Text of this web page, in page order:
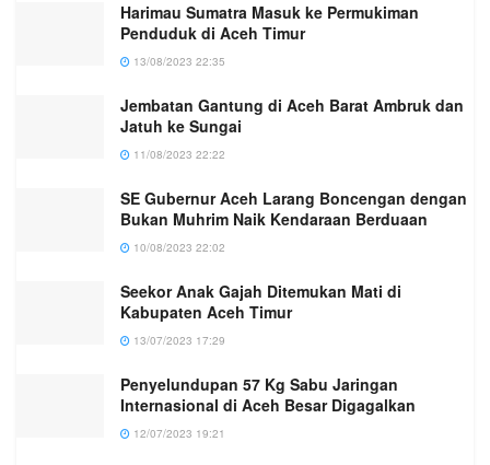
Harimau Sumatra Masuk ke Permukiman
Penduduk di Aceh Timur
13/08/2023 22:35
Jembatan Gantung di Aceh Barat Ambruk dan
Jatuh ke Sungai
11/08/2023 22:22
SE Gubernur Aceh Larang Boncengan dengan
Bukan Muhrim Naik Kendaraan Berduaan
10/08/2023 22:02
Seekor Anak Gajah Ditemukan Mati di
Kabupaten Aceh Timur
13/07/2023 17:29
Penyelundupan 57 Kg Sabu Jaringan
Internasional di Aceh Besar Digagalkan
12/07/2023 19:21